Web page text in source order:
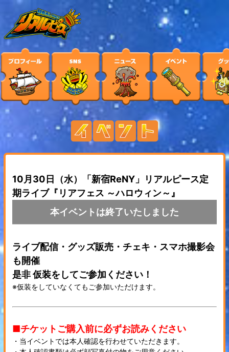
10月30日（水）「新宿ReNY」リアルピース定
期ライブ『リアフェス ～ハロウィン～』
本イベントは終了いたしました
ライブ配信・グッズ販売・チェキ・スマホ撮影会
も開催
是非 仮装をしてご参加ください！
※仮装をしていなくてもご参加いただけます。
■チケットご購入前に必ずお読みください
・当イベントでは本人確認を行わせていただきます。